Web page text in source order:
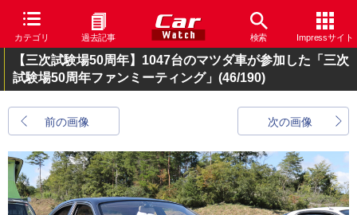
カテゴリ 過去記事 検索 Impressサイト
【三次試験場50周年】1047台のマツダ車が参加した「三次
試験場50周年ファンミーティング」 (46/190)
前の画像 次の画像